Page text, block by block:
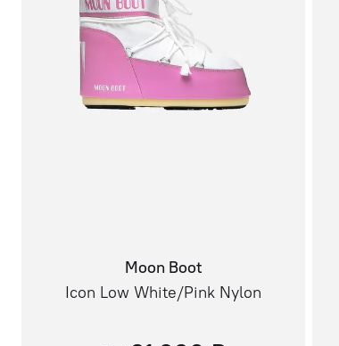
Moon Boot
Icon Low White/Pink Nylon